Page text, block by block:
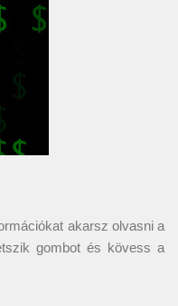
akarsz olvasni a
gombot és kövess a